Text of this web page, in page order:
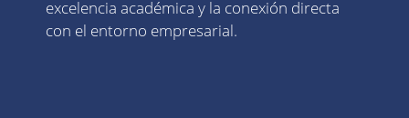
excelencia académica y la conexión directa
con el entorno empresarial.